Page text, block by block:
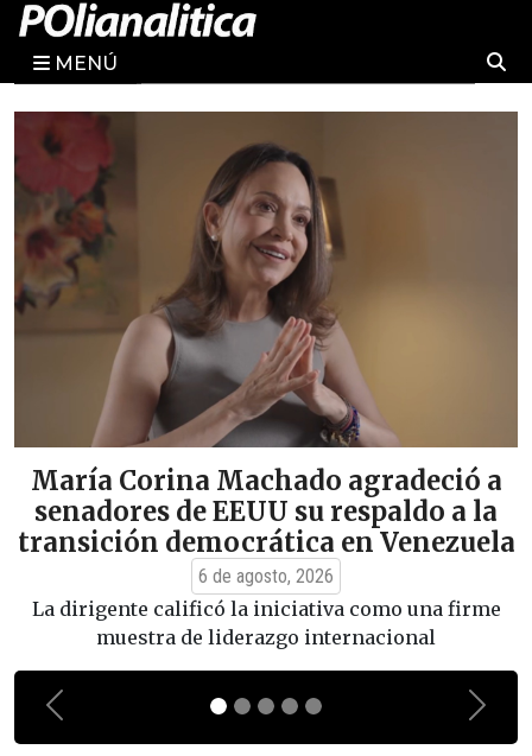
MENÚ
a
a la
firme
Nora Bracho respaldó el
entre el Gobierno y la
impulsar el cambio en
6 de agosto, 2026
La diputada recalcó que las fuerzas
deben mantenerse alertas para asegurar
comisión designada represente
intereses de los venezolanos
Previous Next